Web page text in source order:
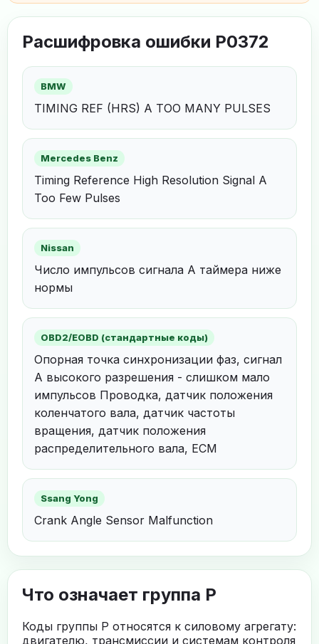
Расшифровка ошибки P0372
BMW
TIMING REF (HRS) A TOO MANY PULSES
Mercedes Benz
Timing Reference High Resolution Signal A
Too Few Pulses
Nissan
Число импульсов сигнала А таймера ниже
нормы
OBD2/EOBD (стандартные коды)
Опорная точка синхронизации фаз, сигнал
А высокого разрешения - слишком мало
импульсов Проводка, датчик положения
коленчатого вала, датчик частоты
вращения, датчик положения
распределительного вала, ECM
Ssang Yong
Crank Angle Sensor Malfunction
Что означает группа P
Коды группы P относятся к силовому агрегату:
двигателю, трансмиссии и системам контроля